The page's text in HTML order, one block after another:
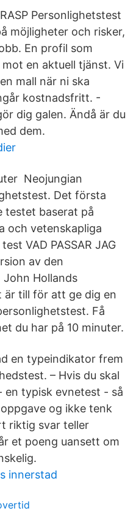
Personlighetstest
möjligheter och risker,
En profil som
en aktuell tjänst. Vi
mall när ni ska
kostnadsfritt. -
dig galen. Ändå är du
dem.
Neojungian
Det första
testet baserat på
och vetenskapliga
VAD PASSAR JAG
av den
John Hollands
är till för att ge dig en
Få
du har på 10 minuter.
en typeindikator frem
– Hvis du skal
typisk evnetest - så
og ikke tenk
riktig svar teller
et poeng uansett om
innerstad